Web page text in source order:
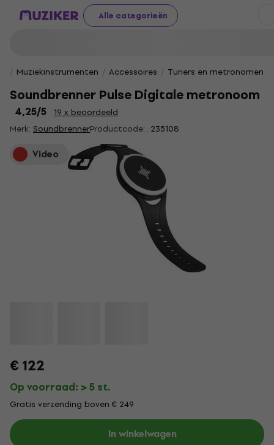
Alle categorieën
Muziekinstrumenten Accessoires Tuners en metronomen
Soundbrenner Pulse Digitale metronoom
4,25/5
19 x beoordeeld
Merk: SoundbrennerProductcode: . 235108
Video
€ 122
Op voorraad: > 5 st.
Gratis verzending boven € 249
In winkelwagen